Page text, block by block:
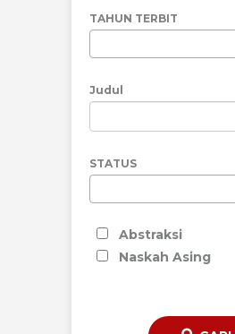
TAHUN TERBIT
Judul
STATUS
Abstraksi
Naskah Asing